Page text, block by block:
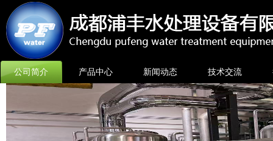
公司简介 产品中心 新闻动态 技术交流